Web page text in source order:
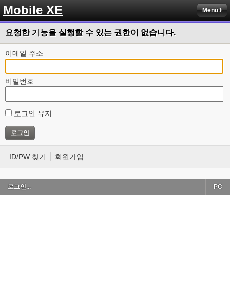
Mobile XE Menu
요청한 기능을 실행할 수 있는 권한이 없습니다.
이메일 주소
비밀번호
로그인 유지
ID/PW 찾기 회원가입
로그인... PC